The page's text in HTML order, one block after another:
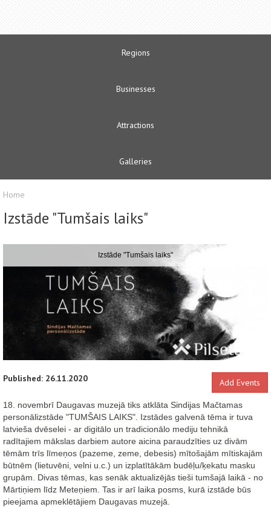
Regions
Businesses
Attractions
Galleries
Home
Izstāde "Tumšais laiks"
Izstāde "Tumšais laiks"
Published: 26.11.2020 Add Events
18. novembrī Daugavas muzejā tiks atklāta Sindijas Mačtamas
personālizstāde "TUMŠAIS LAIKS". Izstādes galvenā tēma ir tuva
latvieša dvēselei - ar digitālo un tradicionālo mediju tehnikā
radītajiem mākslas darbiem autore aicina paraudzīties uz divām
tēmām trīs līmeņos (pazeme, zeme, debesis) mītošajām mītiskajām
būtnēm (lietuvēni, velni u.c.) un izplatītākām budēļu/ķekatu masku
grupām. Divas tēmas, kas senāk aktualizējās tieši tumšajā laikā - no
Mārtiņiem līdz Meteņiem. Tas ir arī laika posms, kurā izstāde būs
pieejama apmeklētājiem Daugavas muzejā.